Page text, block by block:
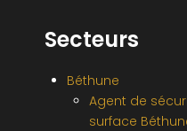
Secteurs
Béthune
Agent de
surface